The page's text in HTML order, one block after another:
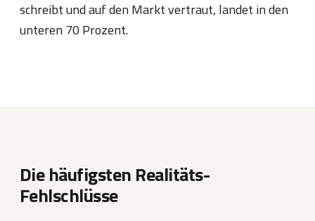
schreibt und auf den Markt vertraut, landet in den
unteren 70 Prozent.
Die häufigsten Realitäts-
Fehlschlüsse